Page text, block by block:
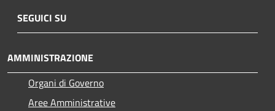
SEGUICI SU
AMMINISTRAZIONE
Organi di Governo
Aree Amministrative